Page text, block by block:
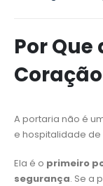
Por Que
A portaria não é
e hospitalidade
Ela é o primeiro
segurança. Se a